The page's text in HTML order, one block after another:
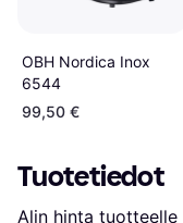
OBH Nordica Inox
6544
99,50 €
Tuotetiedot
Alin hinta tuotteelle